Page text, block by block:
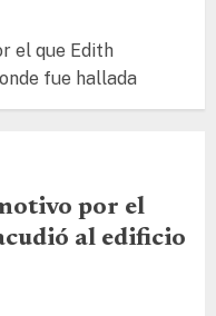
el que Edith
fue hallada
por el
al edificio